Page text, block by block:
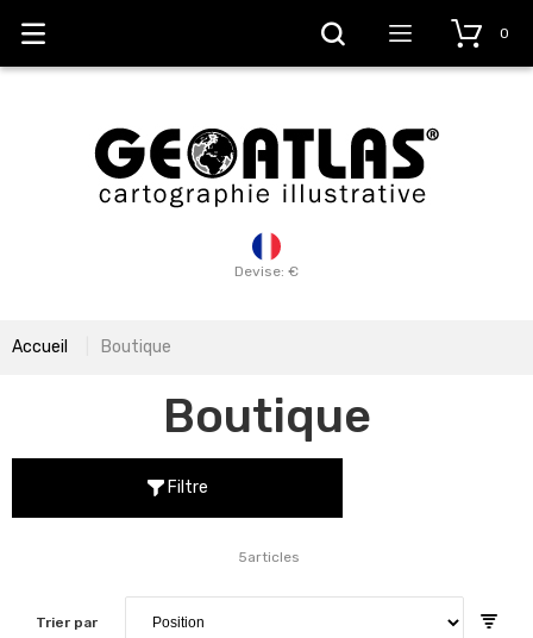
Devise: €
0
Accueil Boutique
Boutique
Filtre
Trier par
5articles